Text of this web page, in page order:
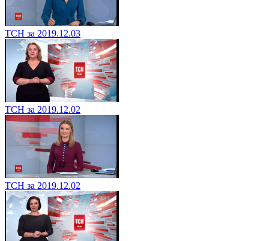
ТСН за 2019.12.03
ТСН за 2019.12.02
ТСН за 2019.12.02